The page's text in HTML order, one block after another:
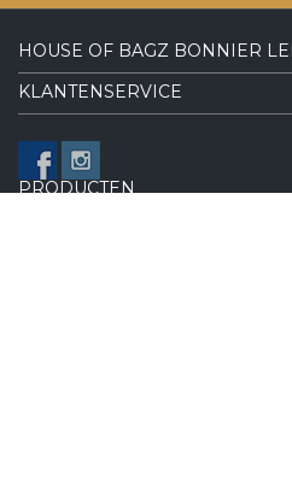
HOUSE OF BAGZ BONNIER
KLANTENSERVICE
PRODUCTEN